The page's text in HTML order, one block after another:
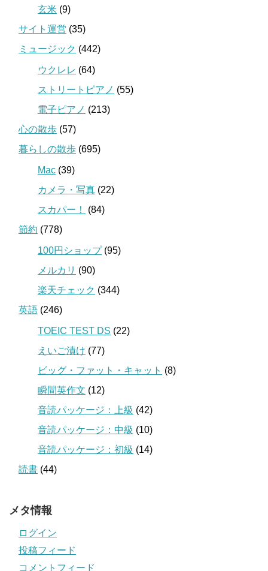
玄米 (9)
サイト運営 (35)
ミュージック (442)
ウクレレ (64)
ストリートピアノ (55)
電子ピアノ (213)
心の散歩 (57)
暮らしの散歩 (695)
Mac (39)
カメラ・写真 (22)
スカパー！
(84)
節約 (778)
100円ショップ(95)
メルカリ (90)
楽天チェック (344)
英語 (246)
TOEIC TEST DS (22)
えいご漬け (77)
ビッグ・ファット・キャット (8)
瞬間英作文 (12)
音読パッケージ：上級 (42)
音読パッケージ：中級 (10)
音読パッケージ：初級 (14)
読書 (44)
メタ情報
ログイン
投稿フィード
コメントフィード